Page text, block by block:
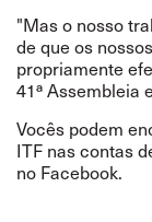
"Mas o nosso
de que os
propriamente
41ª Assembleia
Vocês podem
ITF nas contas
no Facebook.